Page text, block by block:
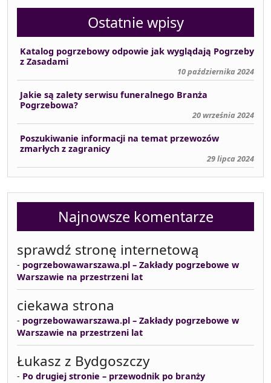
Ostatnie wpisy
Katalog pogrzebowy odpowie jak wyglądają Pogrzeby
z Zasadami
10 października 2024
Jakie są zalety serwisu funeralnego Branża
Pogrzebowa?
20 września 2024
Poszukiwanie informacji na temat przewozów
zmarłych z zagranicy
29 lipca 2024
Najnowsze komentarze
sprawdź stronę internetową
- pogrzebowawarszawa.pl – Zakłady pogrzebowe w
Warszawie na przestrzeni lat
ciekawa strona
- pogrzebowawarszawa.pl – Zakłady pogrzebowe w
Warszawie na przestrzeni lat
Łukasz z Bydgoszczy
- Po drugiej stronie – przewodnik po branży